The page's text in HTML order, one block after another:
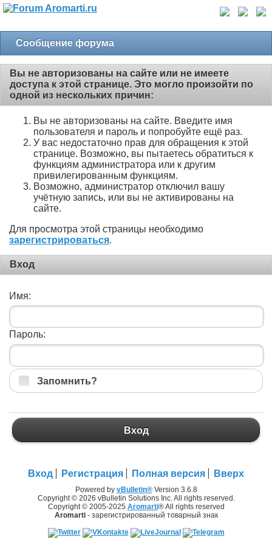
Сообщение форума
Вы не авторизованы на сайте или не имеете
доступа к этой странице. Это могло произойти по
одной из нескольких причин:
Вы не авторизованы на сайте. Введите имя
пользователя и пароль и попробуйте ещё раз.
У вас недостаточно прав для обращения к этой
странице. Возможно, вы пытаетесь обратиться к
функциям администратора или к другим
привилегированным функциям.
Возможно, администратор отключил вашу
учётную запись, или вы не активированы на
сайте.
Для просмотра этой страницы необходимо
зарегистрироваться.
Вход
Имя:
Пароль:
Запомнить?
Вход
Вход Регистрация Полная версия Вверх
Powered by vBulletin®Version 3.6.8
Copyright © 2026 vBulletin Solutions Inc. All rights reserved.
Copyright © 2005-2025 Aromarti® All rights reserved
Aromarti- зарегистрированный товарный знак